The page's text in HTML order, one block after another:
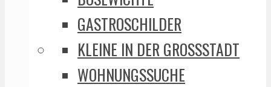
GASTROSCHILDER
KLEINE IN DER GROSSSTADT
WOHNUNGSSUCHE